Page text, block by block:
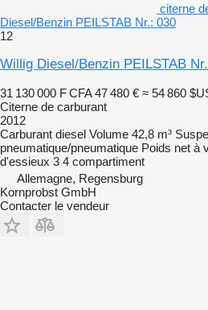
citerne
Diesel/Benzin PEILSTAB Nr.: 030
12
Willig Diesel/Benzin PEILSTAB
31 130 000 F CFA 47 480 € ≈ 54 860
Citerne de carburant
2012
Carburant diesel Volume 42,8 m³
pneumatique/pneumatique Poids net à
d'essieux 3 4 compartiment
Allemagne, Regensburg
Kornprobst GmbH
Contacter le vendeur